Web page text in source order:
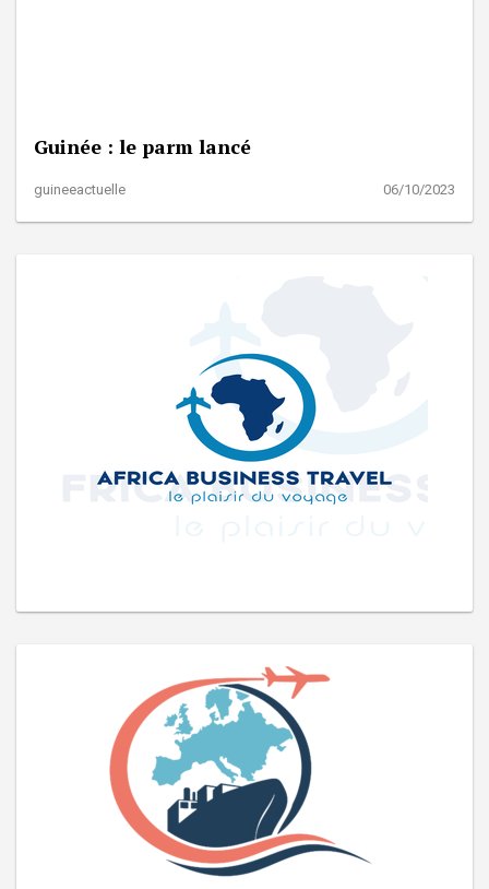
Guinée : le parm lancé
guineeactuelle 06/10/2023